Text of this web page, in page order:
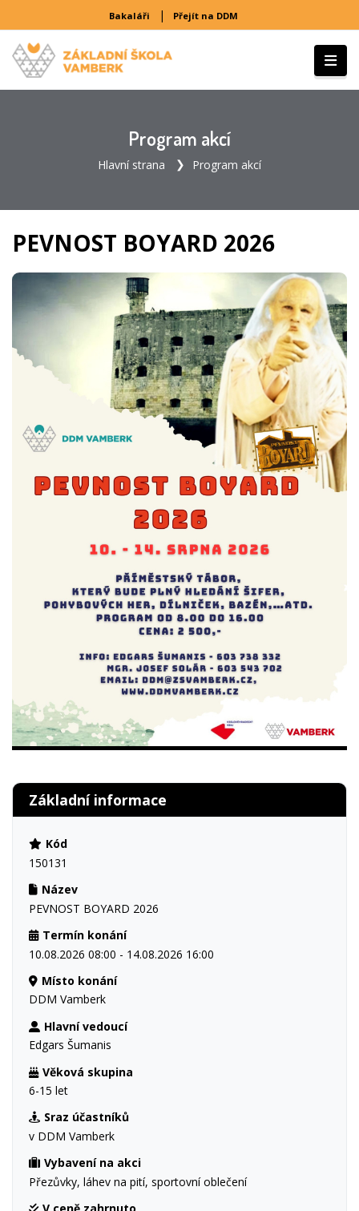
Bakaláři | Přejít na DDM
Program akcí
Hlavní strana Program akcí
PEVNOST BOYARD 2026
Základní informace
Kód
150131
Název
PEVNOST BOYARD 2026
Termín konání
10.08.2026 08:00 - 14.08.2026 16:00
Místo konání
DDM Vamberk
Hlavní vedoucí
Edgars Šumanis
Věková skupina
6-15 let
Sraz účastníků
v DDM Vamberk
Vybavení na akci
Přezůvky, láhev na pití, sportovní oblečení